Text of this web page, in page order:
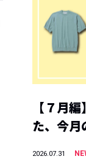
【７月
た、今月
2026.07.31